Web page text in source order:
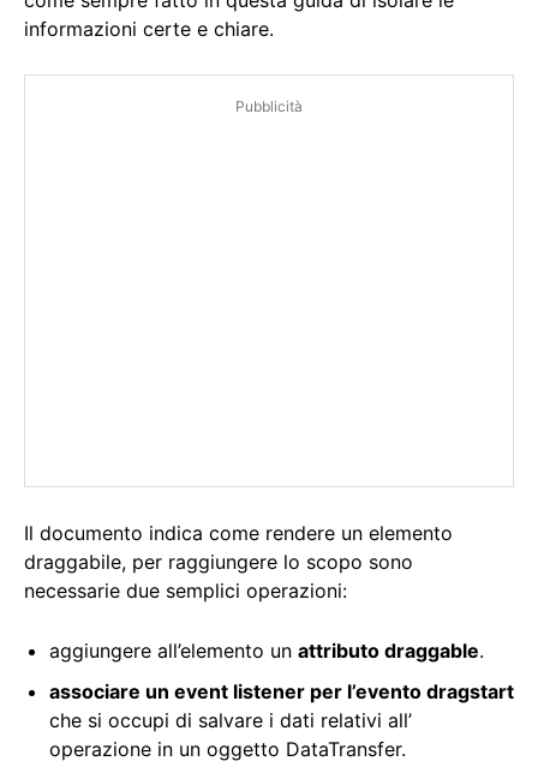
informazioni certe e chiare.
Pubblicità
Il documento indica come rendere un elemento
draggabile, per raggiungere lo scopo sono
necessarie due semplici operazioni:
aggiungere all’elemento un attributo draggable.
associare un event listener per l’evento dragstart
che si occupi di salvare i dati relativi all’
operazione in un oggetto DataTransfer.